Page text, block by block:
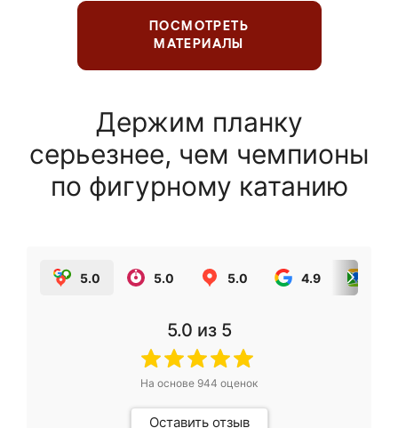
ПОСМОТРЕТЬ
МАТЕРИАЛЫ
Держим планку
серьезнее, чем чемпионы
по фигурному катанию
5.0 5.0 5.0 4.9
5.0 из 5
На основе 944 оценок
Оставить отзыв